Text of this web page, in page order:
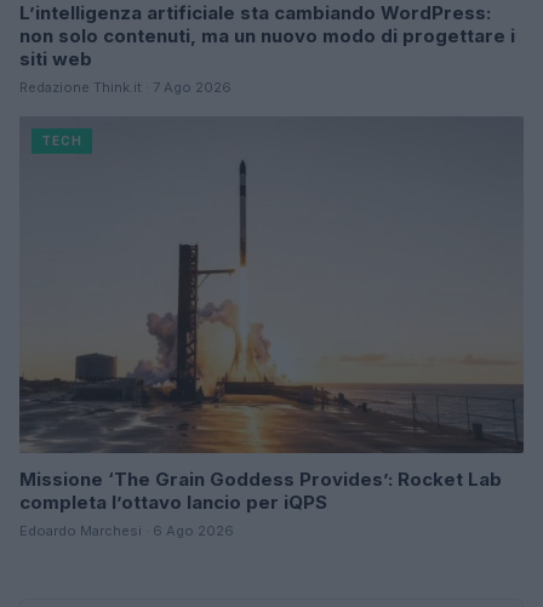
L’intelligenza artificiale sta cambiando WordPress:
non solo contenuti, ma un nuovo modo di progettare i
siti web
Redazione Think.it · 7 Ago 2026
TECH
Missione ‘The Grain Goddess Provides’: Rocket Lab
completa l’ottavo lancio per iQPS
Edoardo Marchesi · 6 Ago 2026